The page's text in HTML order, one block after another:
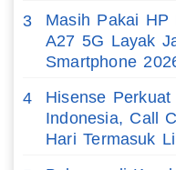
3
Masih Pakai HP
A27 5G Layak
Smartphone
4
Hisense
Indonesia, Call
Hari Termasuk